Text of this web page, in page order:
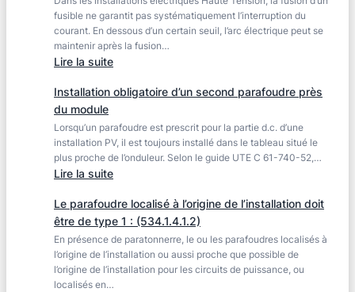
fusible ne garantit pas systématiquement l’interruption du
courant. En dessous d’un certain seuil, l’arc électrique peut se
maintenir après la fusion…
Lire la suite:
courant
des
fusibles
Haute
Tension
:
une
caractéristique
essentielle
Installation obligatoire d’un second parafoudre près
du module
Lorsqu’un parafoudre est prescrit pour la partie d.c. d’une
installation PV, il est toujours installé dans le tableau situé le
plus proche de l’onduleur. Selon le guide UTE C 61-740-52,…
Lire la suite:
obligatoire
d’un
second
parafoudre
près
Le parafoudre localisé à l’origine de l’installation doit
être de type 1 : (534.1.4.1.2)
En présence de paratonnerre, le ou les parafoudres localisés à
l’origine de l’installation ou aussi proche que possible de
l’origine de l’installation pour les circuits de puissance, ou
localisés en…